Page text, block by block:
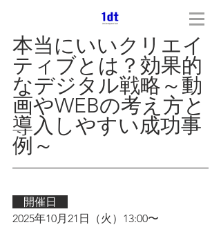
本当にいいクリエイ
ティブとは？効果的
なデジタル戦略～動
画やWEBの考え方と
導入しやすい成功事
例～
開催日
2025年10月21日（火）13:00〜